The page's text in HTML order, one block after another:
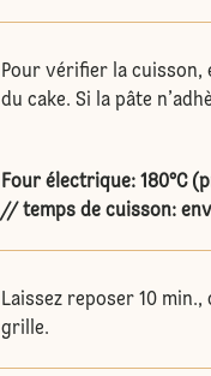
Pour vérifier la cuisson,
du cake. Si la pâte
Four électrique: 180°C
// temps de cuisson:
Laissez reposer 10
grille.